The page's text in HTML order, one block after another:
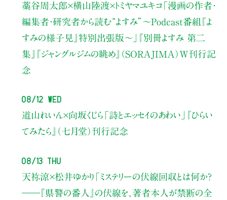
藁谷周太郎×横山陸渡×トミヤマユキコ「漫画の作者・
編集者・研究者から読む“よすみ” 〜Podcast番組『よ
すみの様子見』特別出張版〜」
『別冊よすみ 第二
集』『ジャングルジムの眺め』（SORAJIMA）W刊行記
念
08/12 Wed
道山れいん×向坂くじら 「詩とエッセイのあわい」
『ひらい
てみたら』（七月堂）刊行記念
08/13 Thu
天祢涼×松井ゆかり 「ミステリーの伏線回収とは何か？
――『県警の番人』の伏線を、著者本人が禁断の全